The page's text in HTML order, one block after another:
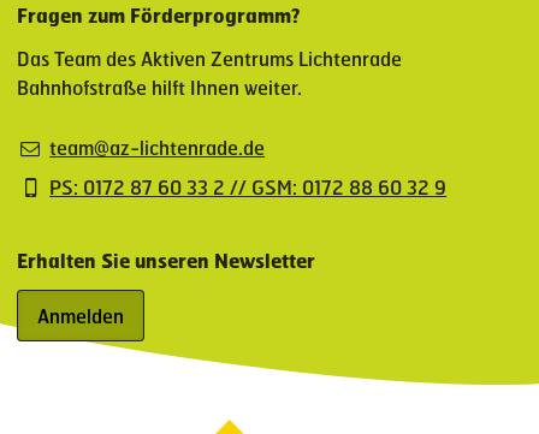
Fragen zum Förderprogramm?
Das Team des Aktiven Zentrums Lichtenrade
Bahnhofstraße hilft Ihnen weiter.
team@az-lichtenrade.de
PS: 0172 87 60 33 2 // GSM: 0172 88 60 32 9
Erhalten Sie unseren Newsletter